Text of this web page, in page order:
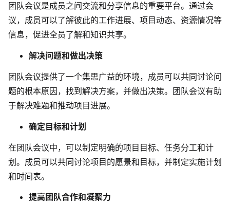
AI创作
创意与绘图
AI生成思维导图
AI生成流程图
AI生成用户旅程图
AI生成商业画布
AI生成SWOT分析
团队会议是成员之间交流和分享信息的重要平台。通过会
议，成员可以了解彼此的工作进展、项目动态、资源情况等
信息，促进全员了解和知识共享。
解决问题和做出决策
团队会议提供了一个集思广益的环境，成员可以共同讨论问
题的根本原因，找到解决方案，并做出决策。团队会议有助
于解决难题和推动项目进展。
确定目标和计划
在团队会议中，可以制定明确的项目目标、任务分工和计
划。成员可以共同讨论项目的愿景和目标，并制定实施计划
和时间表。
提高团队合作和凝聚力